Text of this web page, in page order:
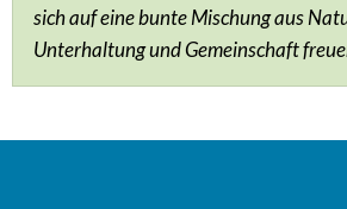
sich auf eine bunte Mischung aus
Unterhaltung und Gemeinschaft